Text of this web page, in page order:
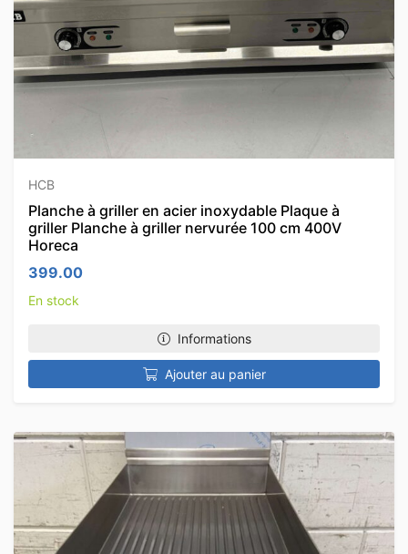
HCB
Planche à griller en acier inoxydable Plaque à
griller Planche à griller nervurée 100 cm 400V
Horeca
399.00
En stock
Informations
Ajouter au panier